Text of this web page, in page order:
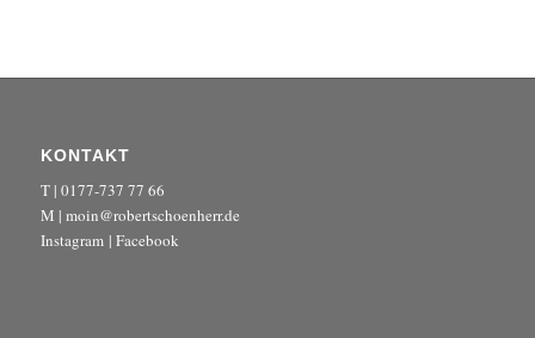
KONTAKT
T | 0177-737 77 66
M | moin@robertschoenherr.de
Instagram| Facebook